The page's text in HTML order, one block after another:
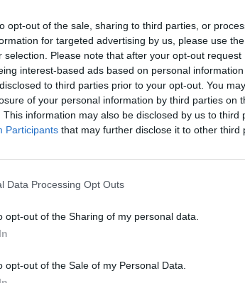
opt-out of the sale, sharing to third parties, or
for targeted advertising by us, please use
selection. Please note that after your opt-out
interest-based ads based on personal
to third parties prior to your opt-out. You
of your personal information by third parties on
This information may also be disclosed by us to third
Participants that may further disclose it to other third
Data Processing Opt Outs
opt-out of the Sharing of my personal data.
opt-out of the Sale of my Personal Data.
στοGoogle News και μάθετε πρώτοι τα
γιαΜόδα,Ομορφιά,Σχέσειςκαι
και στο Instagram